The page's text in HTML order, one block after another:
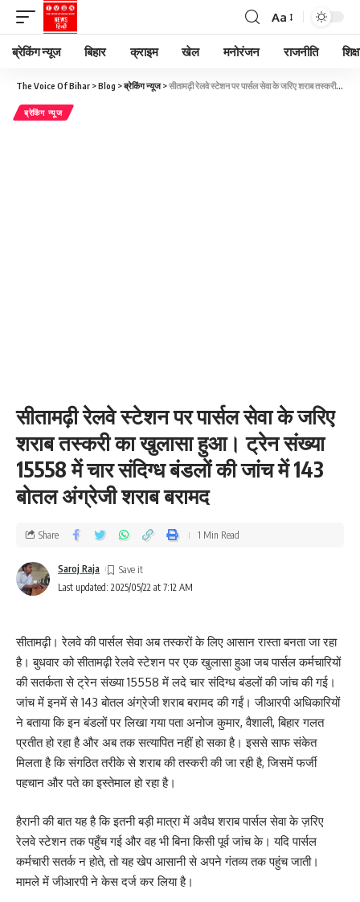
Aa
ब्रेकिंग न्यूज बिहार क्राइम खेल मनोरंजन राजनीति
The Voice Of Bihar >Blog >ब्रेकिंग न्यूज>सीतामढ़ी रेलवे स्टेशन पर पार्सल सेवा के जरिए शराब तस्करी का खुलासा हुआ। ट्रेन संख्या 15558 में चार संदिग्ध बंडलों की जांच में 143 बोतल अंग्रेजी शराब बरामद
ब्रेकिंग न्यूज
सीतामढ़ी रेलवे स्टेशन पर पार्सल सेवा के जरिए
शराब तस्करी का खुलासा हुआ। ट्रेन संख्या
15558 में चार संदिग्ध बंडलों की जांच में 143
बोतल अंग्रेजी शराब बरामद
Last updated: 2025/05/22 at 7:12 AM
Saroj Raja
Share 1 Min Read
सीतामढ़ी। रेलवे की पार्सल सेवा अब तस्करों के लिए आसान रास्ता बनता जा रहा
है। बुधवार को सीतामढ़ी रेलवे स्टेशन पर एक खुलासा हुआ जब पार्सल कर्मचारियों
की सतर्कता से ट्रेन संख्या 15558 में लदे चार संदिग्ध बंडलों की जांच की गई।
जांच में इनमें से 143 बोतल अंग्रेजी शराब बरामद की गईं। जीआरपी अधिकारियों
ने बताया कि इन बंडलों पर लिखा गया पता अनोज कुमार, वैशाली, बिहार गलत
प्रतीत हो रहा है और अब तक सत्यापित नहीं हो सका है। इससे साफ संकेत
मिलता है कि संगठित तरीके से शराब की तस्करी की जा रही है, जिसमें फर्जी
पहचान और पते का इस्तेमाल हो रहा है।
हैरानी की बात यह है कि इतनी बड़ी मात्रा में अवैध शराब पार्सल सेवा के ज़रिए
रेलवे स्टेशन तक पहुँच गई और वह भी बिना किसी पूर्व जांच के। यदि पार्सल
कर्मचारी सतर्क न होते, तो यह खेप आसानी से अपने गंतव्य तक पहुंच जाती।
मामले में जीआरपी ने केस दर्ज कर लिया है।